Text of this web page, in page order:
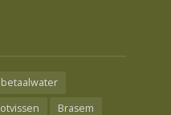
betaalwater
Brasem